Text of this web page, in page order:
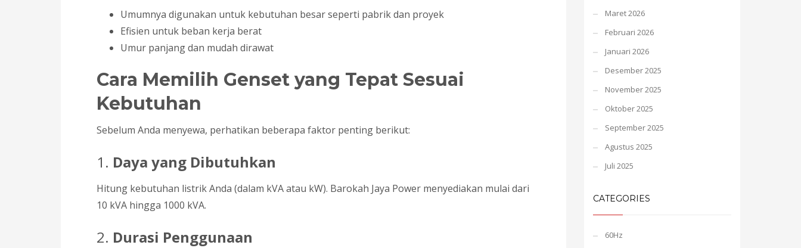
Umumnya digunakan untuk kebutuhan besar seperti pabrik dan proyek
Efisien untuk beban kerja berat
Umur panjang dan mudah dirawat
Cara Memilih Genset yang Tepat Sesuai
Kebutuhan
Sebelum Anda menyewa, perhatikan beberapa faktor penting berikut:
1. Daya yang Dibutuhkan
Hitung kebutuhan listrik Anda (dalam kVA atau kW). Barokah Jaya Power menyediakan mulai dari
10 kVA hingga 1000 kVA.
2. Durasi Penggunaan
Maret 2026
Februari 2026
Januari 2026
Desember 2025
November 2025
Oktober 2025
September 2025
Agustus 2025
Juli 2025
CATEGORIES
60Hz